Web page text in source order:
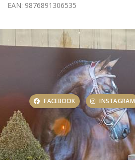
EAN: 9876891306535
FACEBOOK INSTAGRAM